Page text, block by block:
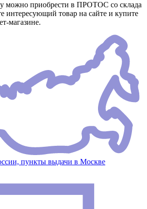
можно приобрести в ПРОТОС со склада
интересующий товар на сайте и купите
магазине.
пункты выдачи в Москве